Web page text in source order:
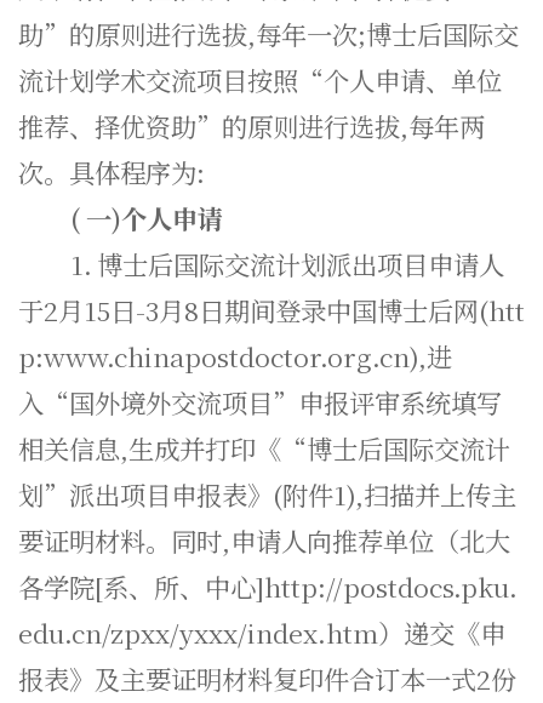
助”的原则进行选拔,每年一次;博士后国际交
流计划学术交流项目按照“个人申请、单位
推荐、择优资助”的原则进行选拔,每年两
次。具体程序为:
(一)个人申请
1. 博士后国际交流计划派出项目申请人
于2月15日-3月8日期间登录中国博士后网(htt
p:www.chinapostdoctor.org.cn),进
入“国外境外交流项目”申报评审系统填写
相关信息,生成并打印《“博士后国际交流计
划”派出项目申报表》(附件1),扫描并上传主
要证明材料。同时,申请人向推荐单位（北大
各学院[系、所、中心]http://postdocs.pku.
edu.cn/zpxx/yxxx/index.htm）递交《申
报表》及主要证明材料复印件合订本一式2份